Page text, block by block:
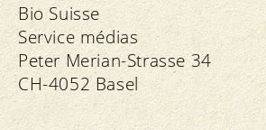
Bio Suisse
Service médias
Peter Merian-Strasse 34
CH-4052 Basel